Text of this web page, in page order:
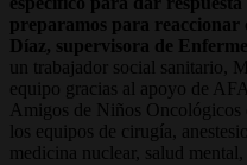
preparamos para reaccionar
Díaz, supervisora de
un trabajador social sanitario,
equipo gracias al apoyo de
Amigos de Niños Oncológicos
los equipos de cirugía,
medicina nuclear, salud